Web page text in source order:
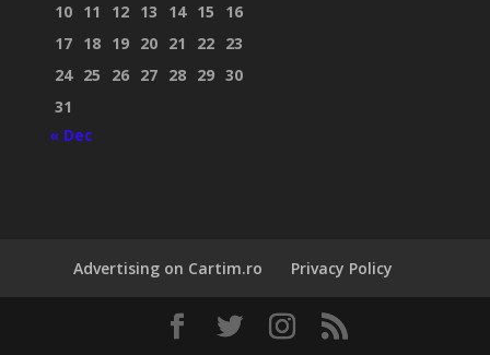
10 11 12 13 14 15
16
17 18 19 20 21 22 23
24 25 26 27 28 29 30
31
« Dec
Advertising on Cartim.ro Privacy Policy